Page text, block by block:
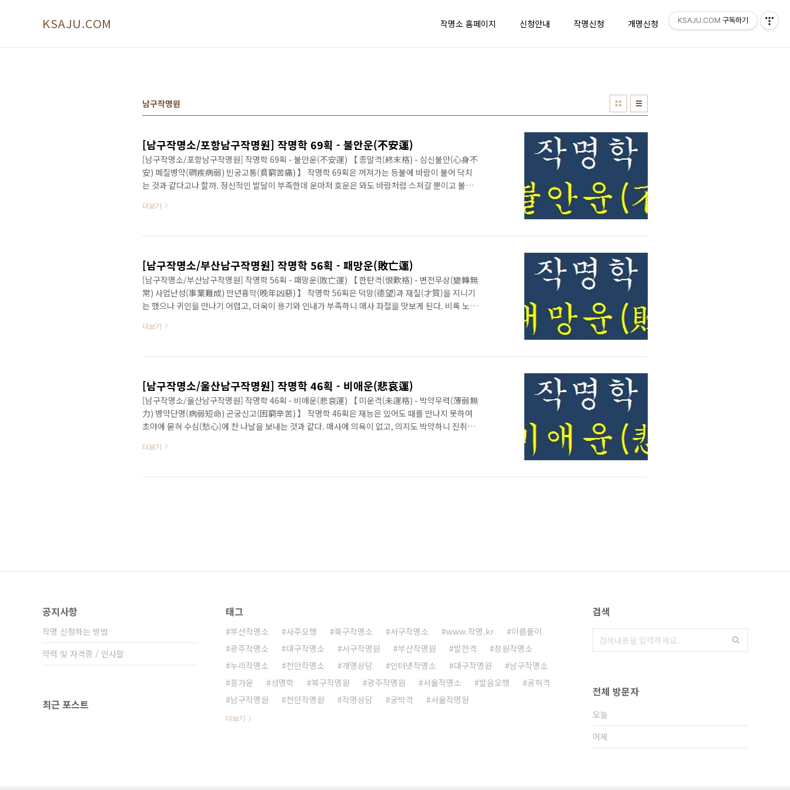
KSAJU.COM 작명소 홈페이지 신청안내 작명신청 개명신청 리뷰 지도
남구작명원
[남구작명소/포항남구작명원] 작명학 69획 - 불안운(不安運)
[남구작명소/포항남구작명원] 작명학 69획 - 불안운(不安運) 【 종말격(終末格) - 심신불안(心身不
安) 폐질병약(磵疾病弱) 빈궁고통(貧窮苦痛) 】 작명학 69획은 꺼져가는 등불에 바람이 불어 닥치
는 것과 같다고나 할까. 정신적인 발달이 부족한데 운마저 호운은 와도 바람처럼 스쳐갈 뿐이고 불안,
된다. 또는 정신 이상으로 본인은 물론 주위 사람들에게도 적지 않는 피해를 주기도 한다. 배우자와 자
명을 통해 흉(凶)을 피하든지 하는 것이 좋을 것이다. www.eNAME.kr
더보기
[남구작명소/부산남구작명원] 작명학 56획 - 패망운(敗亡運)
[남구작명소/부산남구작명원] 작명학 56획 - 패망운(敗亡運) 【 한탄격(恨歎格) - 변전무상(變轉無
常) 사업난성(事業難成) 만년흉악(晩年凶惡) 】 작명학 56획은 덕망(德望)과 재질(才質)을 지니기
는 했으나 귀인을 만나기 어렵고, 더욱이 용기와 인내가 부족하니 매사 좌절을 맛보게 된다. 비록 노력
으로써 재지불능 상태이며 손실, 재화(災禍), 망신, 병액 등의 재액이 계속 일어나므로 만년(晩年)은
다. www.eNAME.kr
더보기
[남구작명소/울산남구작명원] 작명학 46획 - 비애운(悲哀運)
[남구작명소/울산남구작명원] 작명학 46획 - 비애운(悲哀運) 【 미운격(未運格) - 박약무력(薄弱無
力) 병약단명(病弱短命) 곤궁신고(困窮辛苦) 】 작명학 46획은 재능은 있어도 때를 만나지 못하여
초야에 묻혀 수심(愁心)에 찬 나날을 보내는 것과 같다. 매사에 의욕이 없고, 의지도 박약하니 진취력
봐야 할 것이다. 사회에 진출해도 부정적인 생각으로 인해 적응하기가 어렵다. 평생을 두고 곤고(困
도의 정신 수행 등에 일로매진하는 것이 성공의 길이 될 수도 있다. 기예 방면으로 진출하여 성공하는
더보기
공지사항
작명 신청하는 방법
약력 및 자격증 / 인사말
최근 포스트
태그
부산작명소 사주오행 북구작명소 서구작명소 www.작명.kr
이름풀이
광주작명소
대구작명소 서구작명원 부산작명원 발전격
창원작명소
누리작명소
천안작명소 개명상담 인터넷작명소 대구작명원
남구작명소
흥가운
성명학 북구작명원 광주작명원 서울작명소 발음오행
공허격
남구작명원
천안작명원 작명상담 궁박격 서울작명원
더보기
검색
전체 방문자
오늘
어제
KSAJU.COM 구독하기